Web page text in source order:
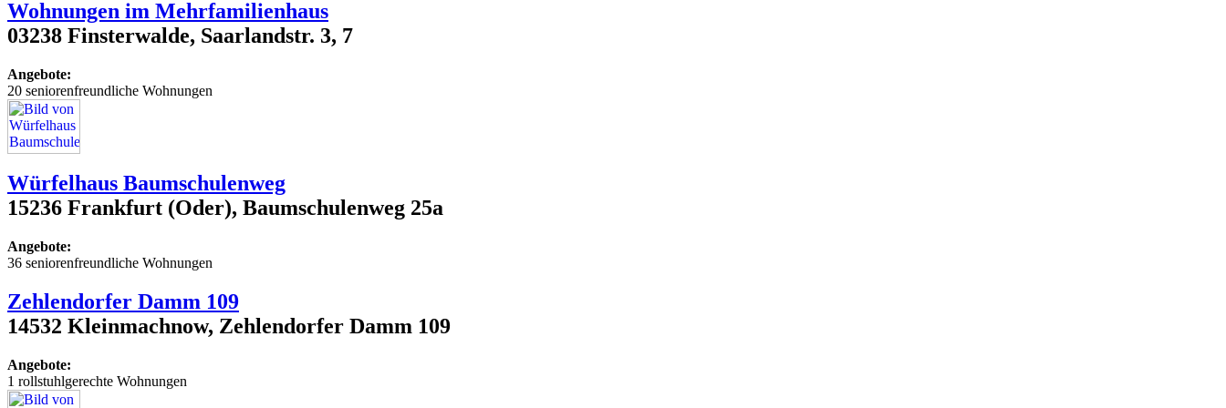
Wohnungen im Mehrfamilienhaus
03238 Finsterwalde, Saarlandstr. 3, 7
Angebote:
20 seniorenfreundliche Wohnungen
Würfelhaus Baumschulenweg
15236 Frankfurt (Oder), Baumschulenweg 25a
Angebote:
36 seniorenfreundliche Wohnungen
Zehlendorfer Damm 109
14532 Kleinmachnow, Zehlendorfer Damm 109
Angebote:
1 rollstuhlgerechte Wohnungen